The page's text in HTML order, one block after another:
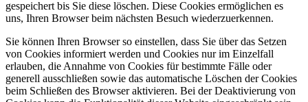
gespeichert bis Sie diese löschen. Diese Cookies ermöglichen es
uns, Ihren Browser beim nächsten Besuch wiederzuerkennen.
Sie können Ihren Browser so einstellen, dass Sie über das Setzen
von Cookies informiert werden und Cookies nur im Einzelfall
erlauben, die Annahme von Cookies für bestimmte Fälle oder
generell ausschließen sowie das automatische Löschen der Cookies
beim Schließen des Browser aktivieren. Bei der Deaktivierung von